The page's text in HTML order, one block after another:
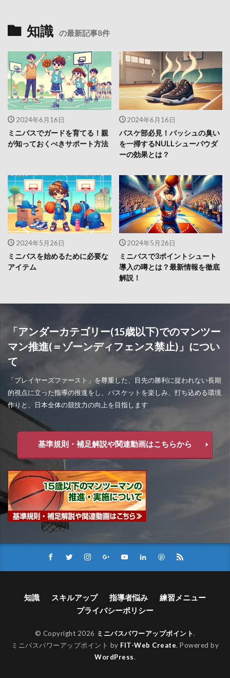
知識 の最新記事8件
2024年6月16日
ミニバスでガードを育てる！親
が知っておくべきサポート方法
2024年6月16日
バスケ部必見！バッシュの臭い
を一掃するNULLシューパウダ
ーの効果とは？
2024年5月26日
ミニバスを始めるために必要な
アイテム
2024年5月26日
ミニバスで3ポイントシュート
導入の噂とは？最新情報を徹底
解説！
「アンダーカテゴリー(15歳以下)でのマンツー
マン推進(＝ゾーンディフェンス禁止)」につい
て
「プレイヤーズファースト」を尊重した、目先の勝利に捉われない長期
的視点に立った指導の推進をし、バスケットを楽しみ、打ち込める環境
作りと、日本全体の競技力の向上を目指します
基準規則・補足解説や関連動画はこちらから
知識 スキルアップ 指導者悩み
練習メニュー
プライバシーポリシー
© Copyright 2026 ミニバスパワーアップポイント.
ミニバスパワーアップポイント by FIT-Web Create. Powered by
WordPress.